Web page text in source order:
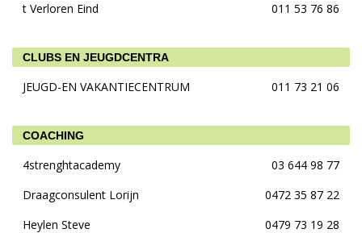
t Verloren Eind
011 53 76 86
CLUBS EN JEUGDCENTRA
JEUGD-EN VAKANTIECENTRUM 011 73 21 06
COACHING
4strenghtacademy
03 644 98 77
Draagconsulent Lorijn
0472 35 87 22
Heylen Steve
0479 73 19 28